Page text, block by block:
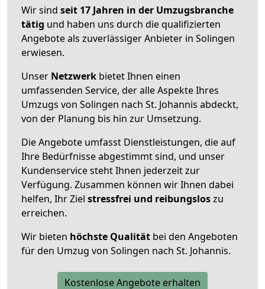
Wir sind seit 17 Jahren in der Umzugsbranche
tätig und haben uns durch die qualifizierten
Angebote als zuverlässiger Anbieter in Solingen
erwiesen.
Unser Netzwerk bietet Ihnen einen
umfassenden Service, der alle Aspekte Ihres
Umzugs von Solingen nach St. Johannis abdeckt,
von der Planung bis hin zur Umsetzung.
Die Angebote umfasst Dienstleistungen, die auf
Ihre Bedürfnisse abgestimmt sind, und unser
Kundenservice steht Ihnen jederzeit zur
Verfügung. Zusammen können wir Ihnen dabei
helfen, Ihr Ziel stressfrei und reibungsloszu
erreichen.
Wir bieten höchste Qualität bei den Angeboten
für den Umzug von Solingen nach St. Johannis.
Kostenlose Angebote erhalten